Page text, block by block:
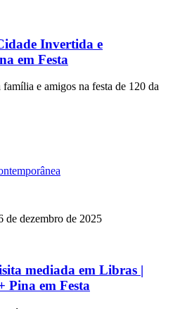
Invertida e
em Festa
família e amigos na festa de 120 da
de dezembro de 2025
mediada em Libras |
Pina em Festa